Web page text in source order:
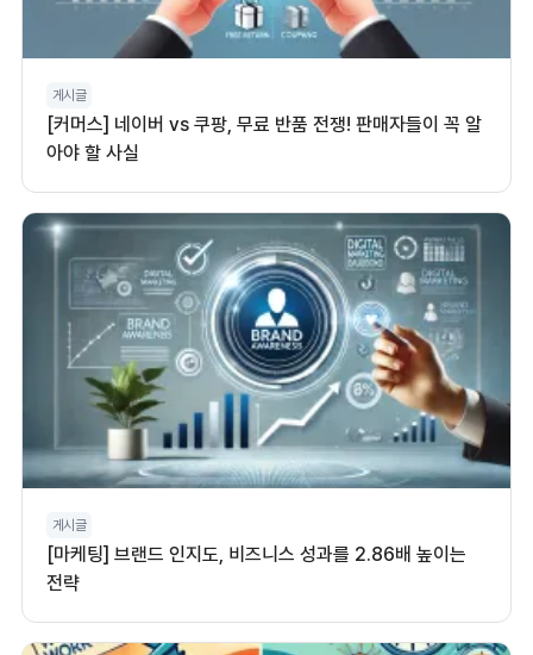
게시글
[커머스] 네이버 vs 쿠팡, 무료 반품 전쟁! 판매자들이 꼭 알
아야 할 사실
게시글
[마케팅] 브랜드 인지도, 비즈니스 성과를 2.86배 높이는
전략